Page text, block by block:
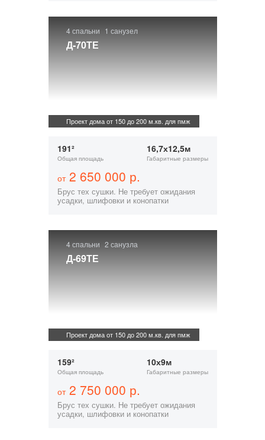
4 спальни 1 санузел
Д-70ТЕ
Проект дома от 150 до 200 м.кв. для пмж
191²
Общая площадь
16,7х12,5м
Габаритные размеры
от2 650 000 р.
Брус тех сушки. Не требует ожидания
усадки, шлифовки и конопатки
4 спальни 2 санузла
Д-69ТЕ
Проект дома от 150 до 200 м.кв. для пмж
159²
Общая площадь
10х9м
Габаритные размеры
от2 750 000 р.
Брус тех сушки. Не требует ожидания
усадки, шлифовки и конопатки